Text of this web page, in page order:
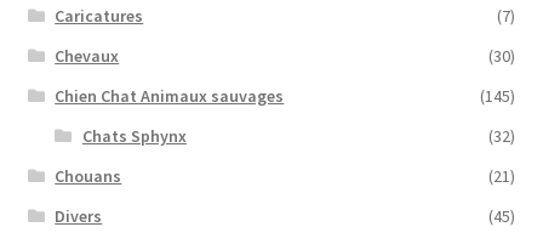
Caricatures
(7)
Chevaux
(30)
Chien Chat Animaux sauvages
(145)
Chats Sphynx
(32)
Chouans
(21)
Divers
(45)